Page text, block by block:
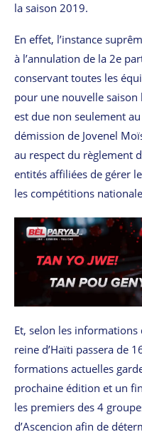
la saison 2019.
En effet, l’instance
à l’annulation de la 2e
conservant toutes les
pour une nouvelle saison
est due non seulement
démission de Jovenel
au respect du règlement
entités affiliées de gérer
les compétitions
Et, selon les
reine d’Haïti passera de
formations actuelles
prochaine édition et un
les premiers des 4
d’Ascencion afin de